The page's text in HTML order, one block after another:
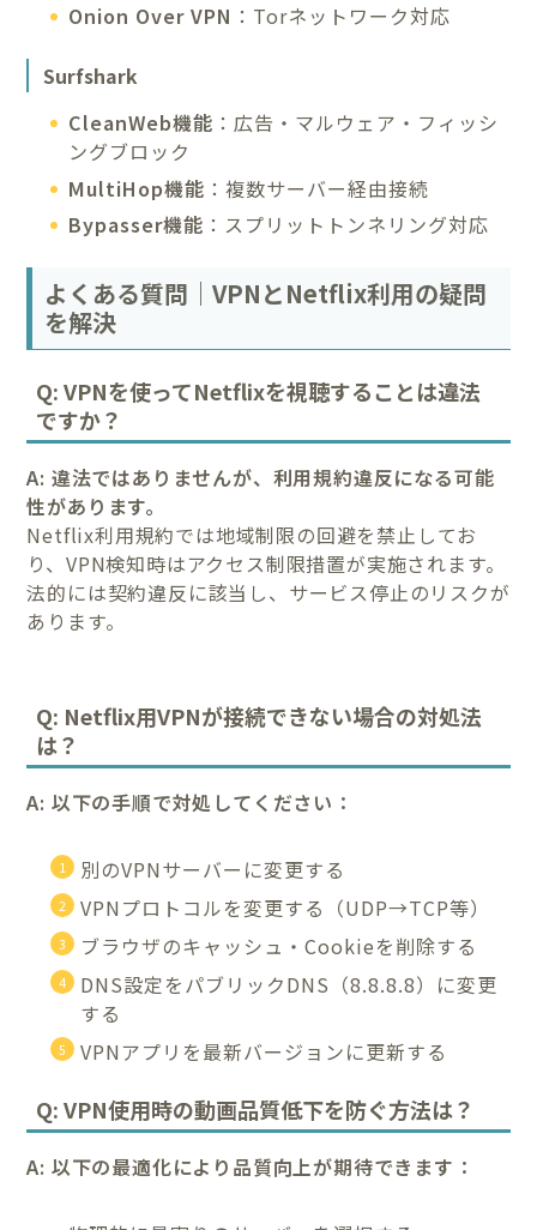
Onion Over VPN ：Torネットワーク対応
Surfshark
CleanWeb機能 ：広告・マルウェア・フィッシ
ングブロック
MultiHop機能 ：複数サーバー経由接続
Bypasser機能 ：スプリットトンネリング対応
よくある質問｜VPNとNetflix利用の疑問
を解決
Q: VPNを使ってNetflixを視聴することは違法
ですか？
A: 違法ではありませんが、利用規約違反になる可能
性があります。
Netflix利用規約では地域制限の回避を禁止してお
り、VPN検知時はアクセス制限措置が実施されます。
法的には契約違反に該当し、サービス停止のリスクが
あります。
Q: Netflix用VPNが接続できない場合の対処法
は？
A: 以下の手順で対処してください：
別のVPNサーバーに変更する
VPNプロトコルを変更する（UDP→TCP等）
ブラウザのキャッシュ・Cookieを削除する
DNS設定をパブリックDNS（8.8.8.8）に変更
する
VPNアプリを最新バージョンに更新する
Q: VPN使用時の動画品質低下を防ぐ方法は？
A: 以下の最適化により品質向上が期待できます：